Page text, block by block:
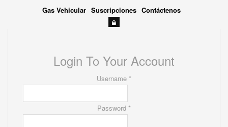
Gas Vehicular Suscripciones Contáctenos
Login To Your Account
Username *
Password *